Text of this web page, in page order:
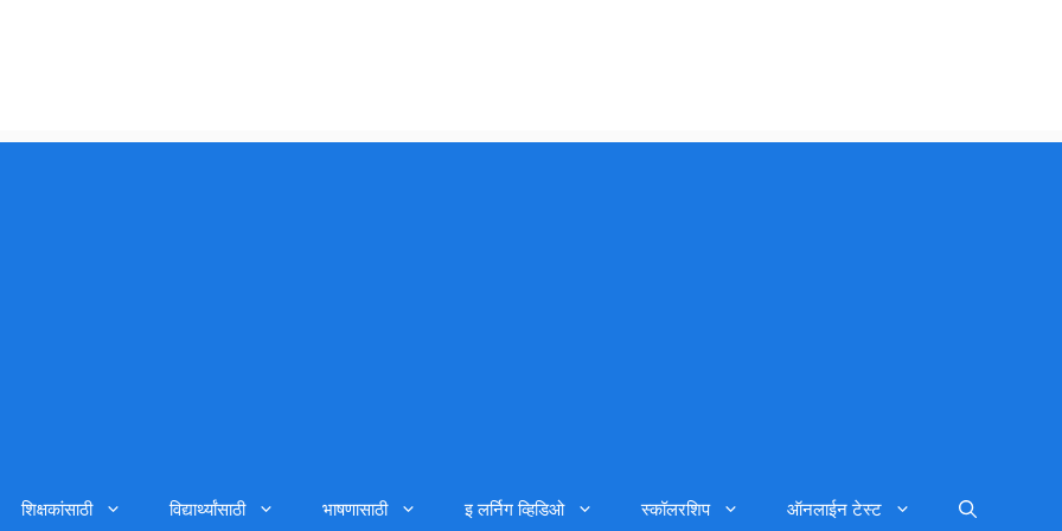
शिक्षकांसाठी विद्यार्थ्यांसाठी भाषणासाठी इ लर्निग व्हिडिओ स्कॉलरशिप ऑनलाईन टेस्ट